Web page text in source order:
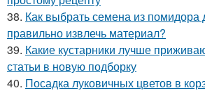
38. Как выбрать семена из помидора
правильно извлечь материал?
39. Какие кустарники лучше
статьи в новую подборку
40. Посадка луковичных цветов в